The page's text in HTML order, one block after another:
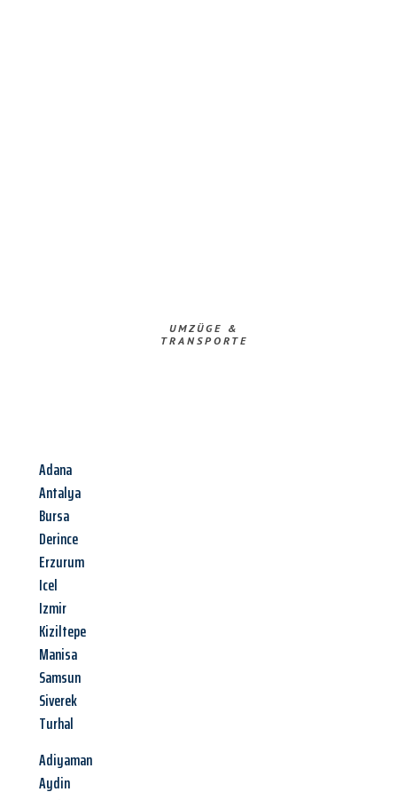
UMZÜGE &
TRANSPORTE
Adana
Antalya
Bursa
Derince
Erzurum
Icel
Izmir
Kiziltepe
Manisa
Samsun
Siverek
Turhal
Adiyaman
Aydin